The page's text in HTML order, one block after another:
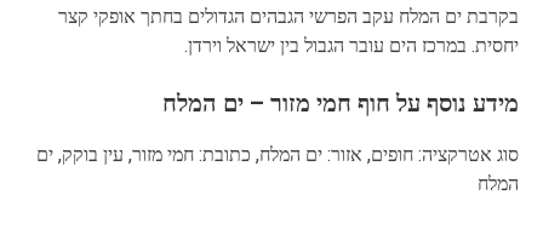
בקרבת ים המלח עקב הפרשי הגבהים הגדולים בחתך אופקי קצר
יחסית. במרכז הים עובר הגבול בין ישראל וירדן.
מידע נוסף על חוף חמי מזור – ים המלח
סוג אטרקציה: חופים, אזור: ים המלח, כתובת: חמי מזור, עין בוקק, ים
המלח